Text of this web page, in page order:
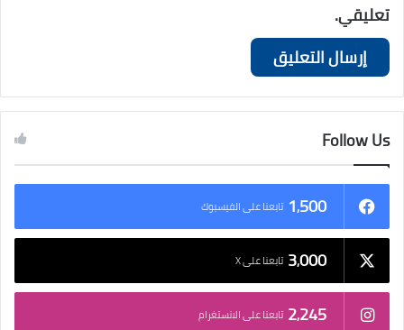
تعليقي.
Follow Us
1٬500 تابعنا على الفيسبوك
3٬000 تابعنا على X
2٬245 تابعنا على الانستغرام